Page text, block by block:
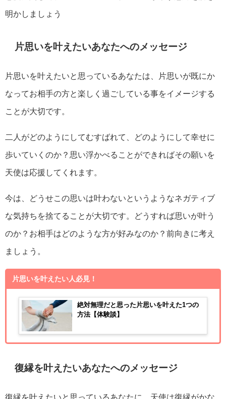
明かしましょう
片思いを叶えたいあなたへのメッセージ
片思いを叶えたいと思っているあなたは、片思いが既にか
なってお相手の方と楽しく過ごしている事をイメージする
ことが大切です。
二人がどのようにしてむすばれて、どのようにして幸せに
歩いていくのか？思い浮かべることができればその願いを
天使は応援してくれます。
今は、どうせこの思いは叶わないというようなネガティブ
な気持ちを捨てることが大切です。どうすれば思いが叶う
のか？お相手はどのような方が好みなのか？前向きに考え
ましょう。
片思いを叶えたい人必見！
絶対無理だと思った片思いを叶えた1つの
方法【体験談】
復縁を叶えたいあなたへのメッセージ
復縁を叶えたいと思っているあなたに、天使は復縁がかな